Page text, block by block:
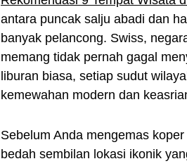
antara puncak salju abadi dan
banyak pelancong. Swiss,
memang tidak pernah gagal
liburan biasa, setiap sudut
kemewahan modern dan
Sebelum Anda mengemas
bedah sembilan lokasi ikonik